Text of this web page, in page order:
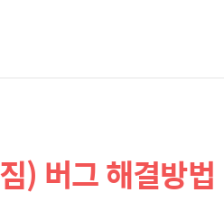
) 버그 해결방법